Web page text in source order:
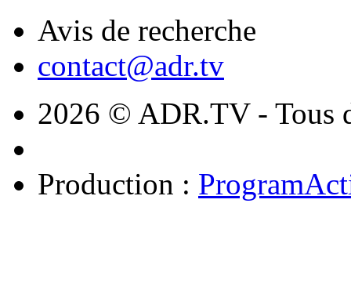
Avis de recherche
contact@adr.tv
2026 © ADR.TV - Tous
Production :